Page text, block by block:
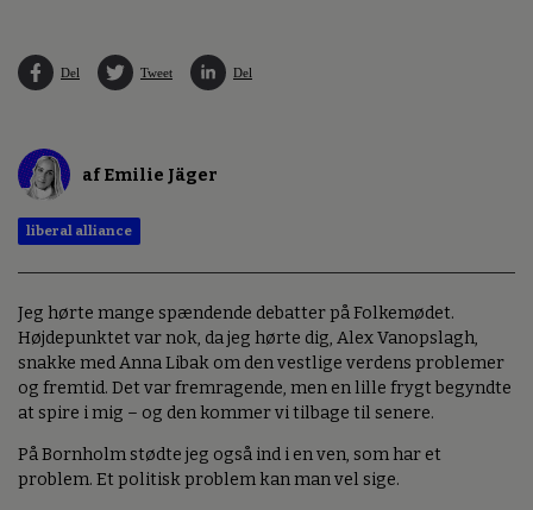
Del Tweet Del
af Emilie Jäger
liberal alliance
Jeg hørte mange spændende debatter på Folkemødet.
Højdepunktet var nok, da jeg hørte dig, Alex Vanopslagh,
snakke med Anna Libak om den vestlige verdens problemer
og fremtid. Det var fremragende, men en lille frygt begyndte
at spire i mig – og den kommer vi tilbage til senere.
På Bornholm stødte jeg også ind i en ven, som har et
problem. Et politisk problem kan man vel sige.